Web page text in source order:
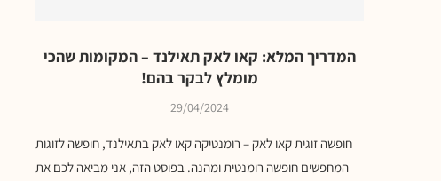
המדריך המלא: קאו לאק תאילנד – המקומות שהכי
מומלץ לבקר בהם!
29/04/2024
חופשה זוגית קאו לאק – רומנטיקה קאו לאק בתאילנד, חופשה לזוגות
המחפשים חופשה רומנטית ומהנה. בפוסט הזה, אני מביאה לכם את